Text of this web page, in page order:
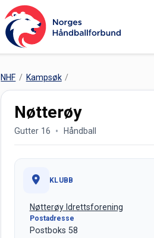
NHF Kampsøk
Nøtterøy
Gutter 16 Håndball
KLUBB
Nøtterøy Idrettsforening
Postadresse
Postboks 58